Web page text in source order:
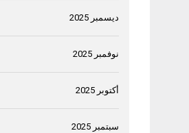
ديسمبر 2025
نوفمبر 2025
أكتوبر 2025
سبتمبر 2025